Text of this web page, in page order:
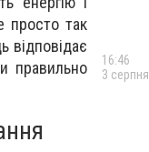
просто так
відповідає
правильно
16:46
3 серпня